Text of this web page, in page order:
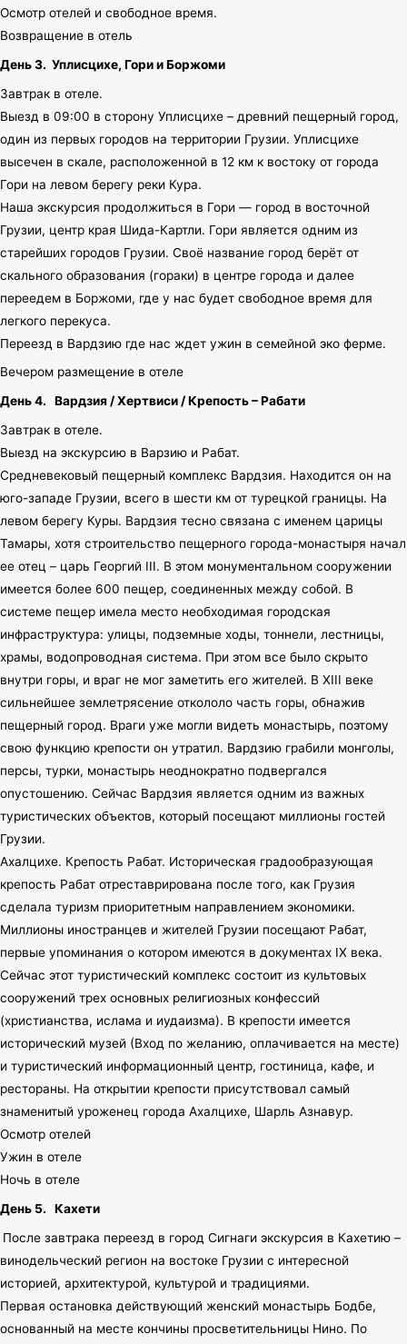
Осмотр отелей и свободное время.
Возвращение в отель
День 3. Уплисцихе, Гори и Боржоми
Завтрак в отеле.
Выезд в 09:00 в сторону Уплисцихе – древний пещерный город,
один из первых городов на территории Грузии. Уплисцихе
высечен в скале, расположенной в 12 км к востоку от города
Гори на левом берегу реки Кура.
Наша экскурсия продолжиться в Гори — город в восточной
Грузии, центр края Шида-Картли. Гори является одним из
старейших городов Грузии. Своё название город берёт от
скального образования (гораки) в центре города и далее
переедем в Боржоми, где у нас будет свободное время для
легкого перекуса.
Переезд в Вардзию где нас ждет ужин в семейной эко ферме.
Вечером размещение в отеле
День 4. Вардзия / Хертвиси / Крепость – Рабати
Завтрак в отеле.
Выезд на экскурсию в Варзию и Рабат.
Средневековый пещерный комплекс Вардзия. Находится он на
юго-западе Грузии, всего в шести км от турецкой границы. На
левом берегу Куры. Вардзия тесно связана с именем царицы
Тамары, хотя строительство пещерного города-монастыря начал
ее отец – царь Георгий III. В этом монументальном сооружении
имеется более 600 пещер, соединенных между собой. В
системе пещер имела место необходимая городская
инфраструктура: улицы, подземные ходы, тоннели, лестницы,
храмы, водопроводная система. При этом все было скрыто
внутри горы, и враг не мог заметить его жителей. В XIII веке
сильнейшее землетрясение откололо часть горы, обнажив
пещерный город. Враги уже могли видеть монастырь, поэтому
свою функцию крепости он утратил. Вардзию грабили монголы,
персы, турки, монастырь неоднократно подвергался
опустошению. Сейчас Вардзия является одним из важных
туристических объектов, который посещают миллионы гостей
Грузии.
Ахалцихе. Крепость Рабат. Историческая градообразующая
крепость Рабат отреставрирована после того, как Грузия
сделала туризм приоритетным направлением экономики.
Миллионы иностранцев и жителей Грузии посещают Рабат,
первые упоминания о котором имеются в документах IX века.
Сейчас этот туристический комплекс состоит из культовых
сооружений трех основных религиозных конфессий
(христианства, ислама и иудаизма). В крепости имеется
исторический музей (Вход по желанию, оплачивается на месте)
и туристический информационный центр, гостиница, кафе, и
рестораны. На открытии крепости присутствовал самый
знаменитый уроженец города Ахалцихе, Шарль Азнавур.
Осмотр отелей
Ужин в отеле
Ночь в отеле
День 5.
Кахети
После завтрака переезд в город Сигнаги экскурсия в Кахетию –
винодельческий регион на востоке Грузии с интересной
историей, архитектурой, культурой и традициями.
Первая остановка действующий женский монастырь Бодбе,
основанный на месте кончины просветительницы Нино. По